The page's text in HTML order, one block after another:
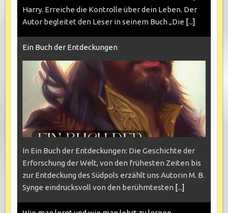
Harry. Erreiche die Kontrolle über dein Leben. Der
Autor begleitet den Leser in seinem Buch „Die [...]
Ein Buch der Entdeckungen
In Ein Buch der Entdeckungen: Die Geschichte der
Erforschung der Welt, von den frühesten Zeiten bis
zur Entdeckung des Südpols erzählt uns Autorin M. B.
Synge eindrucksvoll von den berühmtesten [...]